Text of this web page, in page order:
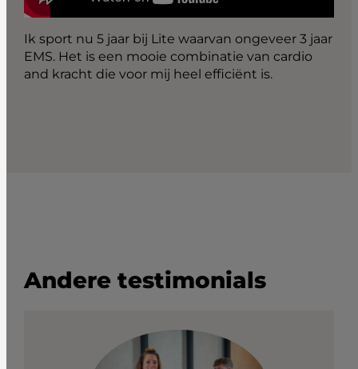
Ik sport nu 5 jaar bij Lite waarvan ongeveer 3 jaar
EMS. Het is een mooie combinatie van cardio
and kracht die voor mij heel efficiënt is.
Andere testimonials